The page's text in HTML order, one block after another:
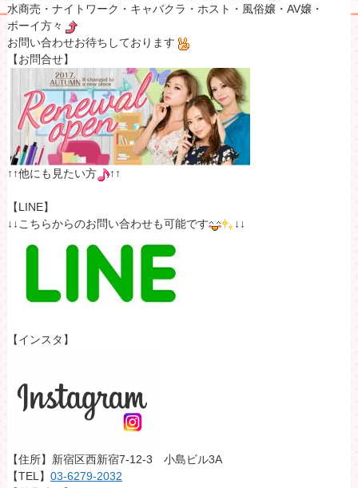
水商売・ナイトワーク・キャバクラ・ホスト・風俗嬢・AV嬢・
ボーイ方々
お問い合わせお待ちしております
【お問合せ】
↑↑他にも見たい方 ↑↑
【LINE】
↓↓こちらからのお問い合わせも可能です
↓↓
【インスタ】
【住所】新宿区西新宿7-12-3 小島ビル3A
【TEL】 03-6279-2032